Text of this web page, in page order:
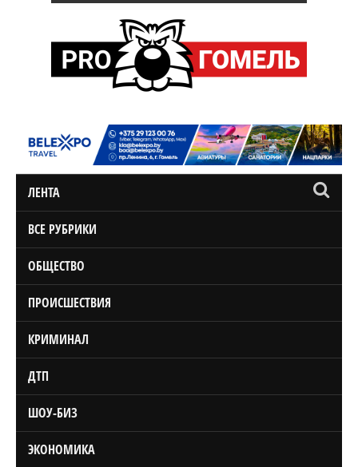
ЛЕНТА
ВСЕ РУБРИКИ
ОБЩЕСТВО
ПРОИСШЕСТВИЯ
КРИМИНАЛ
ДТП
ШОУ-БИЗ
ЭКОНОМИКА